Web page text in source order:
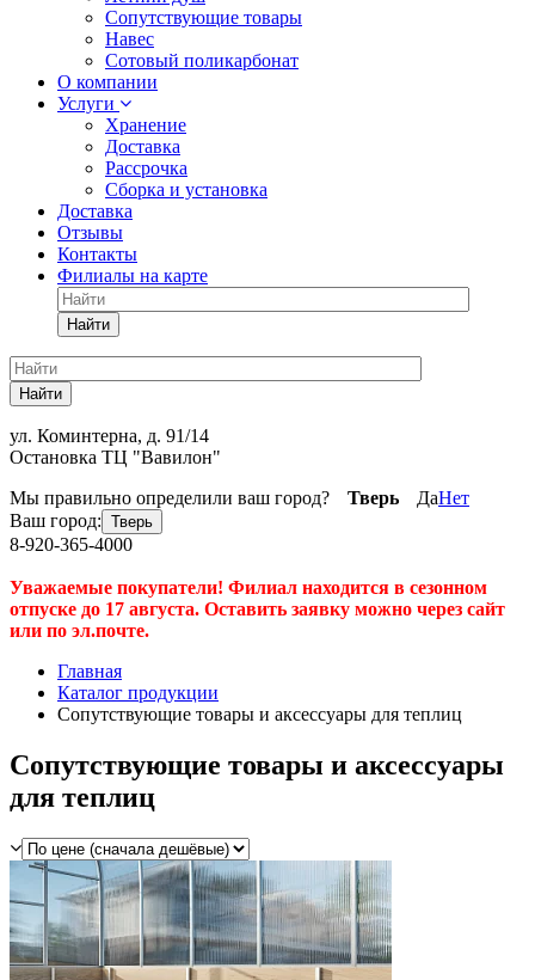
Сопутствующие товары
Навес
Сотовый поликарбонат
О компании
Услуги
Хранение
Доставка
Рассрочка
Сборка и установка
Доставка
Отзывы
Контакты
Филиалы на карте
Найти
Найти
ул. Коминтерна, д. 91/14
Остановка ТЦ "Вавилон"
Мы правильно определили ваш город?
Тверь ДаНет
Ваш город: Тверь
8-920-365-4000
Уважаемые покупатели! Филиал находится в сезонном
отпуске до 17 августа. Оставить заявку можно через сайт
или по эл.почте.
Главная
Каталог продукции
Сопутствующие товары и аксессуары для теплиц
Сопутствующие товары и аксессуары
для теплиц